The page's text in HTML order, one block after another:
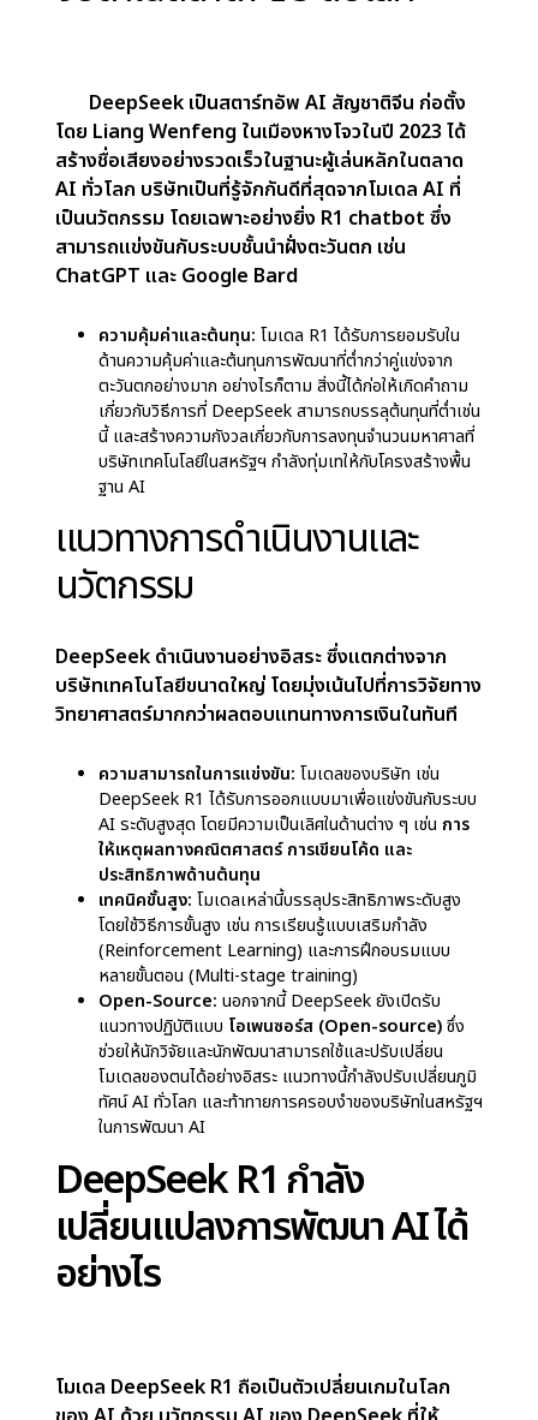
ใช้ฮาร์ดแวร์ที่คุ้มค่าและวิธีการที่มีประสิทธิภาพ ทำให้
บริษัทต่าง ๆ นอกเหนือจากบริษัทยักษ์ใหญ่ด้าน
เทคโนโลยี สามารถเข้าถึงและใช้งาน AI ที่ทรงพลังได้
ในราคาที่จับต้องได้มากขึ้น
DeepSeek: ผู้เล่นรายใหม่ที่น่า
จับตาในตลาด AI ระดับโลก
DeepSeek เป็นสตาร์ทอัพ AI สัญชาติจีน ก่อตั้ง
โดย Liang Wenfeng ในเมืองหางโจวในปี 2023 ได้
สร้างชื่อเสียงอย่างรวดเร็วในฐานะผู้เล่นหลักในตลาด
AI ทั่วโลก บริษัทเป็นที่รู้จักกันดีที่สุดจากโมเดล AI ที่
เป็นนวัตกรรม โดยเฉพาะอย่างยิ่ง
สามารถแข่งขันกับระบบชั้นนำฝั่งตะวันตก เช่น
ความคุ้มค่าและต้นทุน:โมเดล R1 ได้รับการยอมรับใน
ด้านความคุ้มค่าและต้นทุนการพัฒนาที่ต่ำกว่าคู่แข่งจาก
เกี่ยวกับวิธีการที่ DeepSeek สามารถบรรลุต้นทุนที่ต่ำเช่น
นี้ และสร้างความกังวลเกี่ยวกับการลงทุนจำนวนมหาศาลที่
บริษัทเทคโนโลยีในสหรัฐฯ กำลังทุ่มเทให้กับโครงสร้างพื้น
ฐาน AI
แนวทางการดำเนินงานและ
นวัตกรรม
DeepSeek ดำเนินงานอย่างอิสระ ซึ่งแตกต่างจาก
บริษัทเทคโนโลยีขนาดใหญ่ โดยมุ่งเน้นไปที่การวิจัยทาง
วิทยาศาสตร์มากกว่าผลตอบแทนทางการเงินในทันที
ความสามารถในการแข่งขัน:โมเดลของบริษัท เช่น
DeepSeek R1 ได้รับการออกแบบมาเพื่อแข่งขันกับระบบ
AI ระดับสูงสุด โดยมีความเป็นเลิศในด้านต่าง ๆ เช่น
ให้เหตุผลทางคณิตศาสตร์ การเขียนโค้ด และ
ประสิทธิภาพด้านต้นทุน
(Reinforcement Learning) และการฝึกอบรมแบบ
หลายขั้นตอน (Multi-stage training)